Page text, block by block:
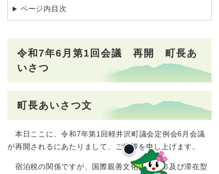
ページ内目次
令和7年6月第1回会議 再開 町長あ
いさつ
町長あいさつ文
本日ここに、令和7年第1回軽井沢町議会定例会6月会議
が再開されるにあたりまして、ご挨拶を申し上げます。
宿泊税の関係ですが、国際親善文化観光都市及び滞在型